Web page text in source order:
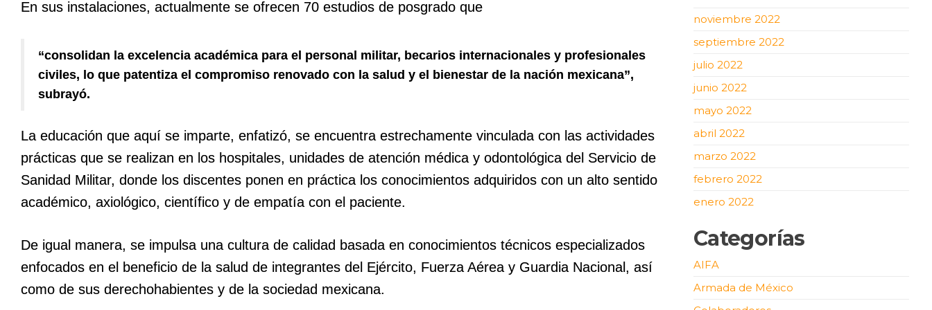
En sus instalaciones, actualmente se ofrecen 70 estudios de posgrado que
“consolidan la excelencia académica para el personal militar, becarios internacionales y profesionales
civiles, lo que patentiza el compromiso renovado con la salud y el bienestar de la nación mexicana”,
subrayó.
La educación que aquí se imparte, enfatizó, se encuentra estrechamente vinculada con las actividades
prácticas que se realizan en los hospitales, unidades de atención médica y odontológica del Servicio de
Sanidad Militar, donde los discentes ponen en práctica los conocimientos adquiridos con un alto sentido
académico, axiológico, científico y de empatía con el paciente.
De igual manera, se impulsa una cultura de calidad basada en conocimientos técnicos especializados
enfocados en el beneficio de la salud de integrantes del Ejército, Fuerza Aérea y Guardia Nacional, así
como de sus derechohabientes y de la sociedad mexicana.
noviembre 2022
septiembre 2022
julio 2022
junio 2022
mayo 2022
abril 2022
marzo 2022
febrero 2022
enero 2022
Categorías
AIFA
Armada de México